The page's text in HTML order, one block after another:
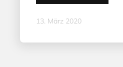
13. März 2020